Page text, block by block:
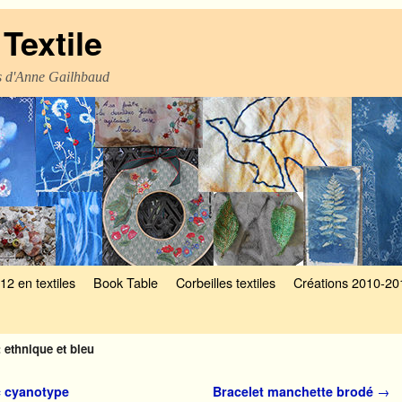
d'Anne Gailhbaud
en textiles Book Table Corbeilles textiles Créations 2010-
et bleu
Bracelet manchette brodé →